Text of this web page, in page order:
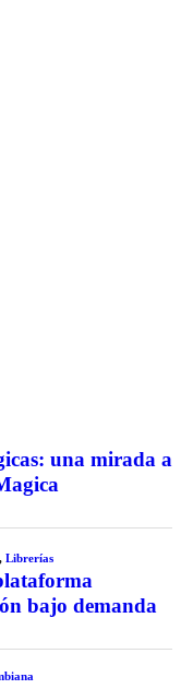
una mirada a
Librerías
bajo demanda